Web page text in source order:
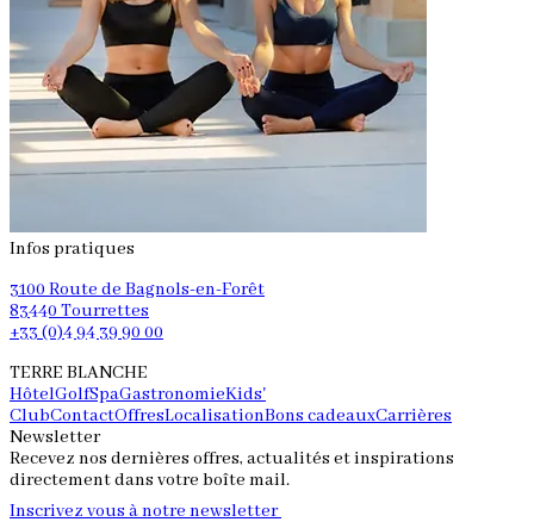
Infos pratiques
3100 Route de Bagnols-en-Forêt
83440 Tourrettes
+33 (0)4 94 39 90 00
TERRE BLANCHE
HôtelGolfSpaGastronomieKids'
ClubContactOffresLocalisationBons cadeauxCarrières
Newsletter
Recevez nos dernières offres, actualités et inspirations
directement dans votre boîte mail.
Inscrivez vous à notre newsletter